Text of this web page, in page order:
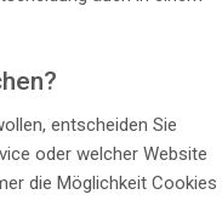
entscheiden Sie
oder welcher Website
die Möglichkeit Cookies